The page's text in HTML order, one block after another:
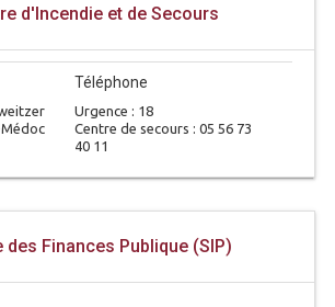
d'Incendie et de Secours
Téléphone
Urgence : 18
Centre de secours : 05 56 73
40 11
des Finances Publique (SIP)